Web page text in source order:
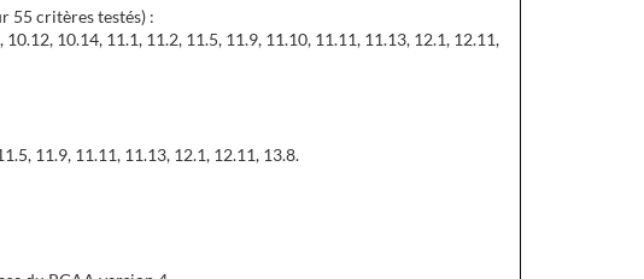
55 critères testés) :
10.12, 10.14, 11.1, 11.2, 11.5, 11.9, 11.10, 11.11, 11.13, 12.1, 12.11,
11.9, 11.11, 11.13, 12.1, 12.11, 13.8.